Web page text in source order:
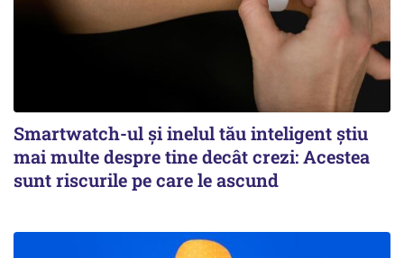
Smartwatch-ul și inelul tău inteligent știu
mai multe despre tine decât crezi: Acestea
sunt riscurile pe care le ascund